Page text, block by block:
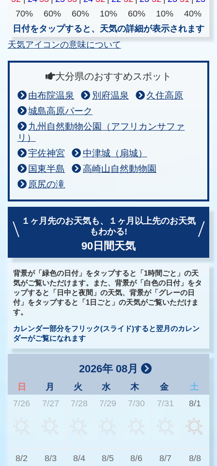
70%
60% 60% 10% 60% 10%
40%
日付をタップすると、天気の詳細が表示されます
天気アイコンの意味について
大分県のおすすめスポット
由布院温泉 別府温泉
久住高原
城島高原パーク
九州自然動物公園（アフリカンサファ
リ）
宇佐神宮
中津城（扇城）
国東半島
高崎山自然動物園
原尻の滝
１ヶ月先のお天気も、
１ヶ月以上先のお天気
もわかる!
90日間天気
背景が「緑色の日付」をタップすると「1時間ごと」の天
気がご覧いただけます。また、背景が「白色の日付」をタ
ップすると「日中と夜間」の天気、背景が「グレーの日
付」をタップすると「1日ごと」の天気がご覧いただけま
す。
カレンダー部分をフリック(スライド)すると翌月のカレン
ダーがご覧になれます
2026年 08月
日 月 火 水 木 金
土
7/26
7/27 7/28 7/29 7/30 7/31 8/1
8/2 8/3 8/4 8/5 8/6 8/7 8/8